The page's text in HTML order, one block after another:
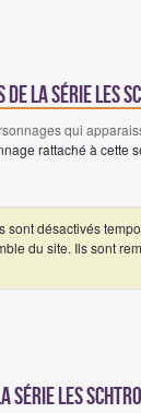
la série Les
qui
rattaché à cette
sont désactivés
du site. Ils sont
série Les